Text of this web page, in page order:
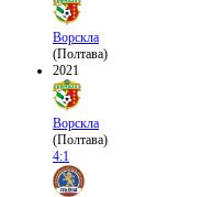
Ворскла
(Полтава)
2021
Ворскла
(Полтава)
4:1